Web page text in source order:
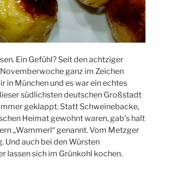
Ein Gefühl? Seit den achtziger
ganz im Zeichen
in München und es war ein echtes
südlichsten deutschen Großstadt
geklappt. Statt Schweinebacke,
Heimat gewohnt waren, gab’s halt
„Wammerl“ genannt. Vom Metzger
Und auch bei den Würsten
lassen sich im Grünkohl kochen.